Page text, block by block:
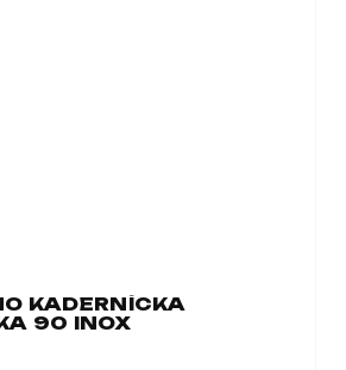
KADERNÍCKA
90 INOX